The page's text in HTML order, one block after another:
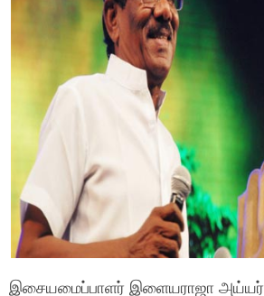
இசையமைப்பாளர் இளையராஜா அய்யர்